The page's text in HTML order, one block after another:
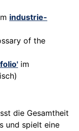
industrie-
of the
im
die Gesamtheit
und spielt eine